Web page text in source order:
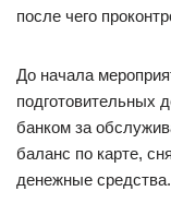
после чего
До начала
подготовительных
банком за
баланс по карте,
денежные средства.